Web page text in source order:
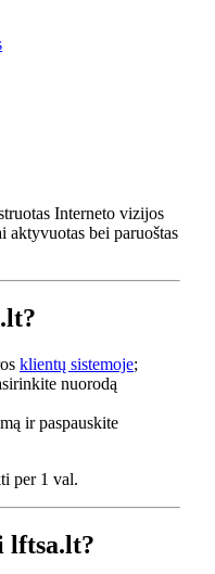
Interneto vizijos
bei paruoštas
klientų sistemoje;
nuorodą
ir paspauskite
per 1 val.
lftsa.lt?